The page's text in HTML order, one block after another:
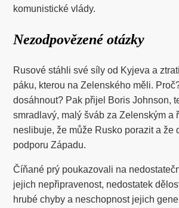
komunistické vlády.
Nezodpovězené otázky
Rusové stáhli své síly od Kyjeva a
páku, kterou na Zelenského měli.
dosáhnout? Pak přijel Boris Johnson,
smradlavý, malý šváb za Zelenským a
neslibuje, že může Rusko porazit a že
podporu Západu.
Číňané prý poukazovali na
jejich nepřipravenost, nedostatek
hrubé chyby a neschopnost jejich